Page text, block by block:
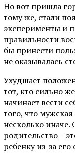
Но вот пришла
тому же, стали
эксперименты и
правильности
бы принести
не оказывалась
Ухудшает
тот, кто сильно
начинает вести
того, что
несколько
родительство –
ребенку из-за